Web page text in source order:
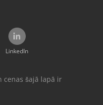
LinkedIn
cenas šajā lapā ir